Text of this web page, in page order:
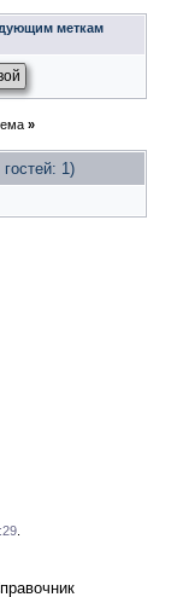
меткам
»
1)
.